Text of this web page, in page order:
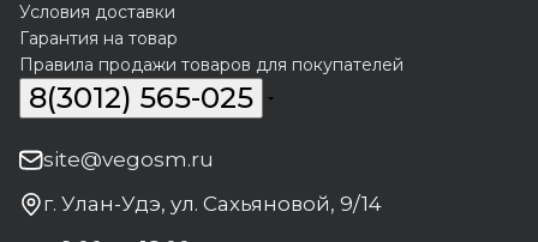
Условия доставки
Гарантия на товар
Правила продажи товаров для покупателей
8(3012) 565-025
site@vegosm.ru
г. Улан-Удэ, ул. Сахьяновой, 9/14